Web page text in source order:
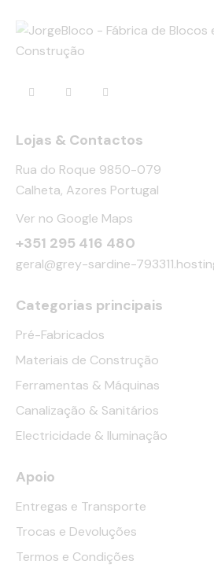
Lojas & Contactos
Rua do Roque 9850-079
Calheta, Azores Portugal
Ver no Google Maps
+351 295 416 480
geral@grey-sardine-
Categorias principais
Pré-Fabricados
Materiais de Construção
Ferramentas & Máquinas
Canalização & Sanitários
Electricidade & Iluminação
Apoio
Entregas e Transporte
Trocas e Devoluções
Termos e Condições